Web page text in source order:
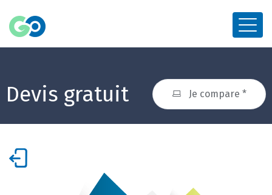
Devis gratuit Je compare *